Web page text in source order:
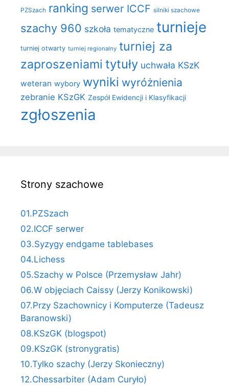
PZSzach ranking serwer ICCF silniki szachowe
szachy 960 szkoła tematyczne turnieje
turniej otwarty turniej regionalny turniej za
zaproszeniami tytuły uchwała KSzK
weteran wybory wyniki wyróżnienia
zebranie KSzGK Zespół Ewidencji i Klasyfikacji
zgłoszenia
Strony szachowe
01.PZSzach
02.ICCF serwer
03.Syzygy endgame tablebases
04.Lichess
05.Szachy w Polsce (Przemysław Jahr)
06.W objęciach Caissy (Jerzy Konikowski)
07.Przy Szachownicy i Komputerze (Tadeusz
Baranowski)
08.KSzGK (blogspot)
09.KSzGK (stronygratis)
10.Tylko szachy (Jerzy Skonieczny)
12.Chessarbiter (Adam Curyło)